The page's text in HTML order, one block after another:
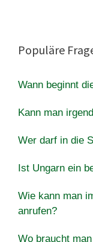
Populäre
Wann beginnt
Kann man
Wer darf in die
Ist Ungarn ein
Wie kann man
anrufen?
Wo braucht